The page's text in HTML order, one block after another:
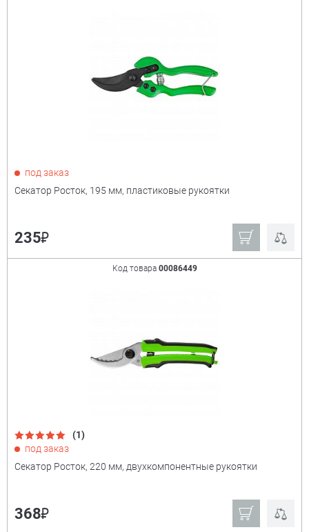
под заказ
Секатор Росток, 195 мм, пластиковые рукоятки
235₽
Код товара 00086449
(1)
под заказ
Секатор Росток, 220 мм, двухкомпонентные рукоятки
368₽